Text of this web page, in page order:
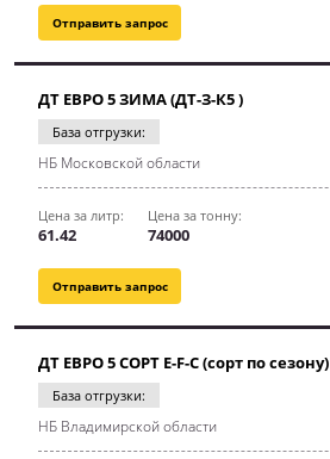
Отправить запрос
Отправить запрос
ДТ ЕВРО 5 ЗИМА (ДТ-З-К5 )
База отгрузки:
НБ Московской области
Цена за литр:
61.42
Цена за тонну:
74000
ДТ ЕВРО 5 СОРТ E-F-C (сорт по сезону)
База отгрузки:
НБ Владимирской области